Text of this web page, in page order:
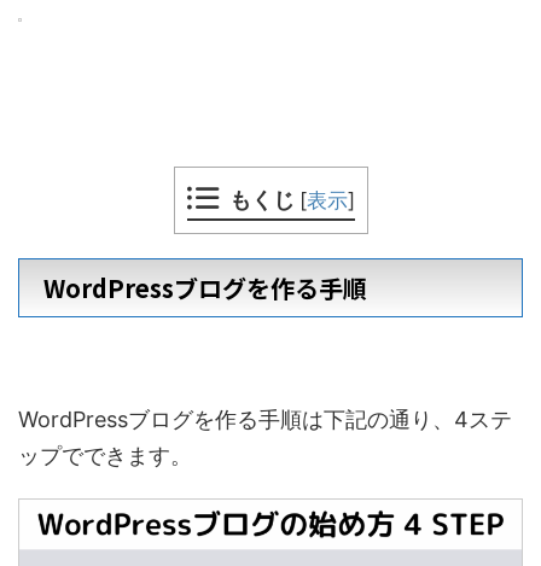
もくじ [表示]
WordPressブログを作る手順
WordPressブログを作る手順は下記の通り、4ステ
ップでできます。